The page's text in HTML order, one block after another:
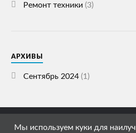
Ремонт техники (3)
АРХИВЫ
Сентябрь 2024 (1)
© 2026СПЕЦСТРОЙ
Мы используем куки для